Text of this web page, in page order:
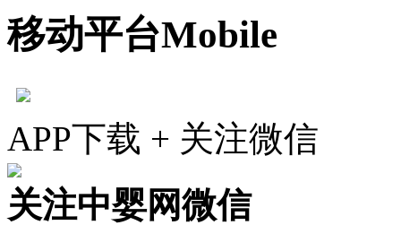
移动平台Mobile
APP下载 + 关注微信
关注中婴网微信